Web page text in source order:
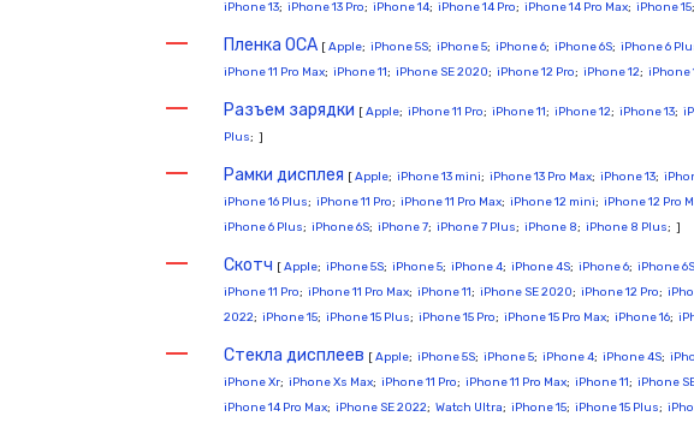
iPhone 13; iPhone 13 Pro; iPhone 14; iPhone 14 Pro; iPhone 14 Pro Max; iPhone 15;
Пленка OCA [Apple; iPhone 5S; iPhone 5; iPhone 6; iPhone 6S; iPhone 6
iPhone 11 Pro Max; iPhone 11; iPhone SE 2020; iPhone 12 Pro; iPhone 12; iPhone
Разъем зарядки [Apple; iPhone 11 Pro; iPhone 11; iPhone 12; iPhone 13;
Plus; ]
Рамки дисплея [Apple; iPhone 13 mini; iPhone 13 Pro Max; iPhone 13;
iPhone 16 Plus; iPhone 11 Pro; iPhone 11 Pro Max; iPhone 12 mini; iPhone 12 Pro
iPhone 6 Plus; iPhone 6S; iPhone 7; iPhone 7 Plus; iPhone 8; iPhone 8 Plus; ]
Скотч [Apple; iPhone 5S; iPhone 5; iPhone 4; iPhone 4S; iPhone 6; iPhone 6S
iPhone 11 Pro; iPhone 11 Pro Max; iPhone 11; iPhone SE 2020; iPhone 12 Pro;
2022; iPhone 15; iPhone 15 Plus; iPhone 15 Pro; iPhone 15 Pro Max; iPhone 16;
Стекла дисплеев [Apple; iPhone 5S; iPhone 5; iPhone 4; iPhone 4S;
iPhone Xr; iPhone Xs Max; iPhone 11 Pro; iPhone 11 Pro Max; iPhone 11; iPhone
iPhone 14 Pro Max; iPhone SE 2022; Watch Ultra; iPhone 15; iPhone 15 Plus;